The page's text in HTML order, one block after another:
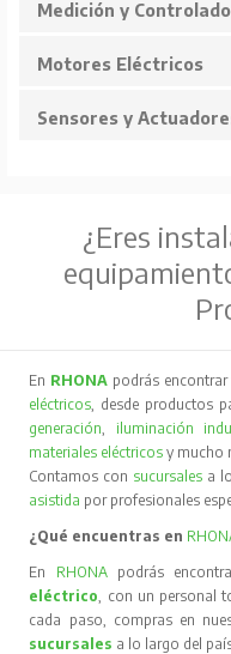
Medición y
Motores Eléctricos
Sensores y
¿Eres
En RHONA podrás
eléctricos , desde productos
generación
iluminación
materiales eléctricos y mucho
Contamos con sucursales a
asistida por profesionales
¿Qué encuentras en
En RHONA podrás
eléctrico , con un personal
cada paso, compras en
sucursales a lo largo del